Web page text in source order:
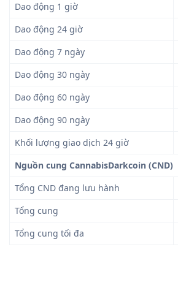
Dao động 1 giờ
Dao động 24 giờ
Dao động 7 ngày
Dao động 30 ngày
Dao động 60 ngày
Dao động 90 ngày
Khối lượng giao dịch 24 giờ
Nguồn cung CannabisDarkcoin (CND)
Tổng CND đang lưu hành
Tổng cung
Tổng cung tối đa